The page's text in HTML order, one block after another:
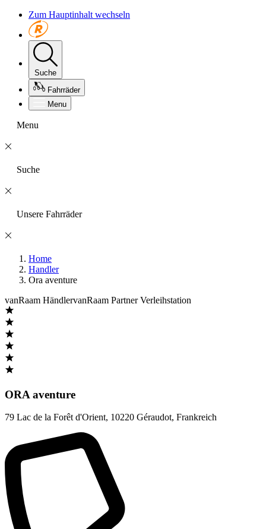
Zum Hauptinhalt wechseln
Suche
Fahrräder
Menu
Menu
Suche
Unsere Fahrräder
Home
Handler
Ora aventure
vanRaam HändlervanRaam Partner Verleihstation
ORA aventure
79 Lac de la Forêt d'Orient, 10220 Géraudot, Frankreich